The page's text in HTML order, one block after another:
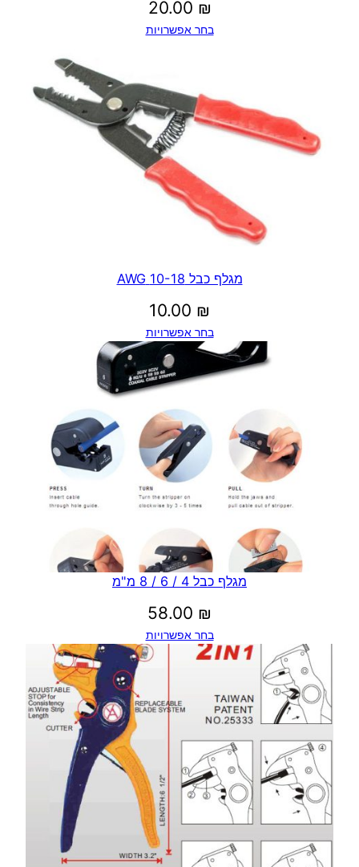
20.00 ₪
בחר אפשרויות
מגלף כבל 10-18 AWG
10.00 ₪
בחר אפשרויות
מגלף כבל 4 / 6 / 8 מ"מ
58.00 ₪
בחר אפשרויות